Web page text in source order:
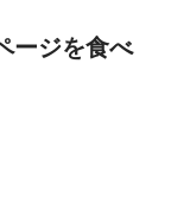
ージを食べ